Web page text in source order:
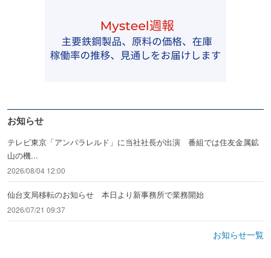
お知らせ
テレビ東京「アンパラレルド」に当社社長が出演 番組では住友金属鉱
山の機...
2026/08/04 12:00
仙台支局移転のお知らせ 本日より新事務所で業務開始
2026/07/21 09:37
お知らせ一覧